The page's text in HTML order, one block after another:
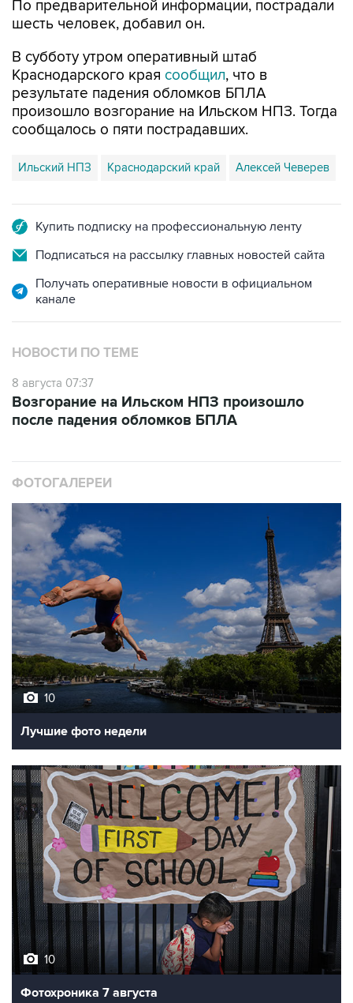
В субботу утром оперативный штаб
результате падения обломков БПЛА
произошло возгорание на Ильском НПЗ. Тогда
сообщалось о пяти пострадавших.
Ильский НПЗ Краснодарский край Алексей Чеверев
Подписаться на рассылку главных новостей сайта
Получать оперативные новости в официальном
НОВОСТИ ПО ТЕМЕ
8 августа 07:37
после падения обломков БПЛА
10
Лучшие фото недели
10
Фотохроника 7 августа